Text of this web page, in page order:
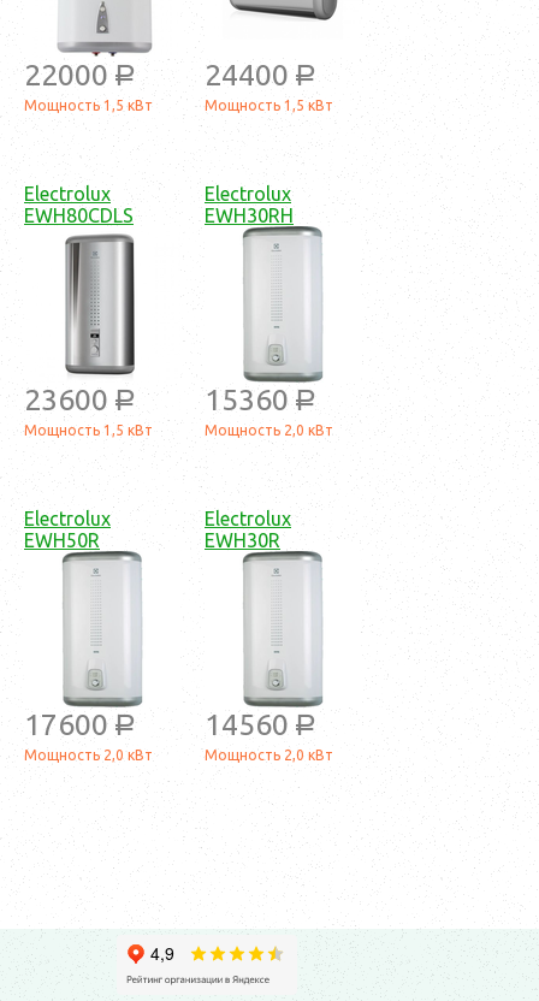
22000 a
Мощность 1,5 кВт
24400 a
Мощность 1,5 кВт
Electrolux
EWH80CDLS
23600 a
Мощность 1,5 кВт
Electrolux
EWH30RH
15360 a
Мощность 2,0 кВт
Electrolux
EWH50R
17600 a
Мощность 2,0 кВт
Electrolux
EWH30R
14560 a
Мощность 2,0 кВт